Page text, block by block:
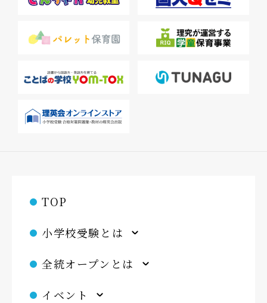
TOP
小学校受験とは
全統オープンとは
イベント